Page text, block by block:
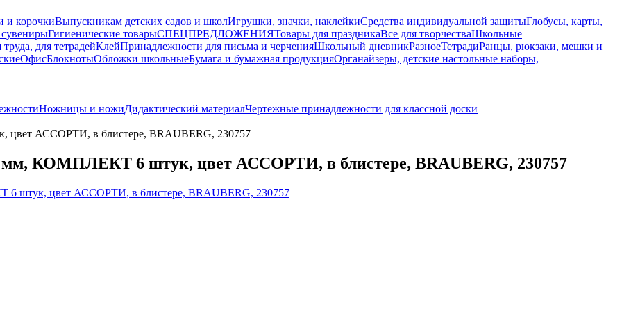
и корочкиВыпускникам детских садов и школИгрушки, значки, наклейкиСредства индивидуальной защитыГлобусы, карты,
Гигиенические товарыСПЕЦПРЕДЛОЖЕНИЯТовары для праздникаВсе для творчестваШкольные
для тетрадейКлейПринадлежности для письма и черченияШкольный дневникРазноеТетрадиРанцы, рюкзаки, мешки и
ОфисБлокнотыОбложки школьныеБумага и бумажная продукцияОрганайзеры, детские настольные наборы,
Ножницы и ножиДидактический материалЧертежные принадлежности для классной доски
АССОРТИ, в блистере, BRAUBERG, 230757
6 штук, цвет АССОРТИ, в блистере, BRAUBERG, 230757